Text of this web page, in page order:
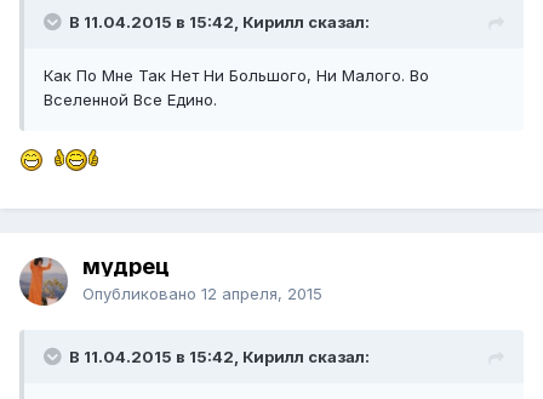
В 11.04.2015 в 15:42, Кирилл сказал:
Как По Мне Так Нет Ни Большого, Ни Малого. Во
Вселенной Все Едино.
мудрец
Опубликовано 12 апреля, 2015
В 11.04.2015 в 15:42, Кирилл сказал: